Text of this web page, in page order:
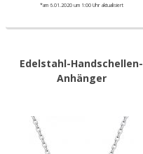
*am 6.01.2020 um 1:00 Uhr aktualisiert
Edelstahl-Handschellen-
Anhänger